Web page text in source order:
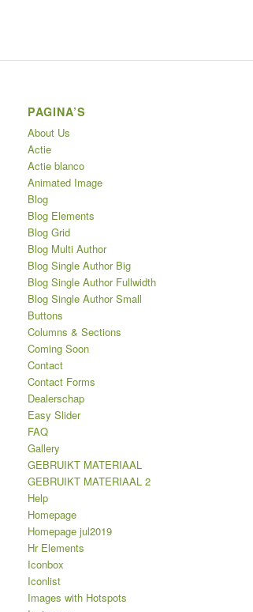
PAGINA’S
About Us
Actie
Actie blanco
Animated Image
Blog
Blog Elements
Blog Grid
Blog Multi Author
Blog Single Author Big
Blog Single Author Fullwidth
Blog Single Author Small
Buttons
Columns & Sections
Coming Soon
Contact
Contact Forms
Dealerschap
Easy Slider
FAQ
Gallery
GEBRUIKT MATERIAAL
GEBRUIKT MATERIAAL 2
Help
Homepage
Homepage jul2019
Hr Elements
Iconbox
Iconlist
Images with Hotspots